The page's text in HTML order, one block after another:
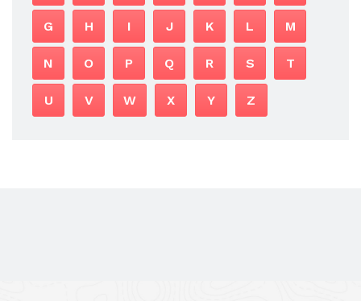
G H I J K L M
N O P Q R S T
U V W X Y Z